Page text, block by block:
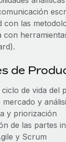
con las
con
de
ciclo de vida del
mercado y
y priorización
de las partes
y Scrum